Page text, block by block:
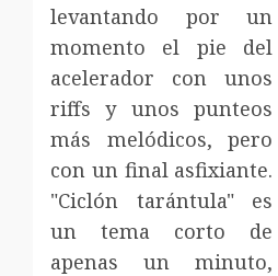
levantando por un
momento el pie del
acelerador con unos
riffs y unos punteos
más melódicos, pero
con un final asfixiante.
"Ciclón tarántula" es
un tema corto de
apenas un minuto,